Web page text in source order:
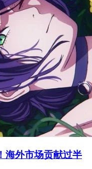
海外市场贡献过半